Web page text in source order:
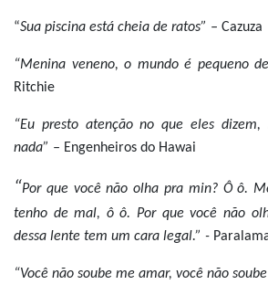
“Sua piscina está cheia de ratos” – Cazuza
“Menina veneno, o mundo é pequeno
Ritchie
“Eu presto atenção no que eles
nada” – Engenheiros do Hawai
“Por que você não olha pra min? Ô ô.
tenho de mal, ô ô. Por que você não
dessa lente tem um cara legal.” -
“Você não soube me amar, você não